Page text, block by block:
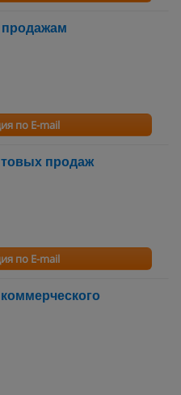
по E-mail
продаж
по E-mail